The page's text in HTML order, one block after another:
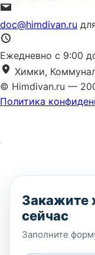
doc@himdivan.ru
Ежедневно с 9:00
Химки,
© Himdivan.ru —
Политика
Закажите
сейчас
Заполните